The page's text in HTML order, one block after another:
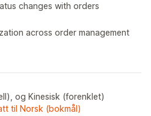
changes with orders
across order management
og Kinesisk (forenklet)
til Norsk (bokmål)